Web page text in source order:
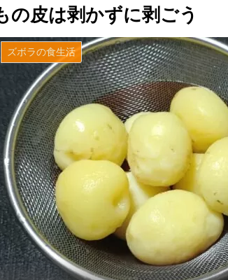
の皮は剥かずに剥ごう
ズボラの食生活